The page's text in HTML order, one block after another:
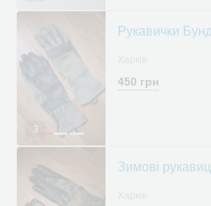
3
Рукавички
450 грн
Зимові